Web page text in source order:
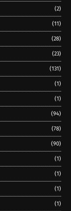
(2)
(11)
(28)
(23)
(131)
(1)
(1)
(94)
(78)
(90)
(1)
(1)
(1)
(1)